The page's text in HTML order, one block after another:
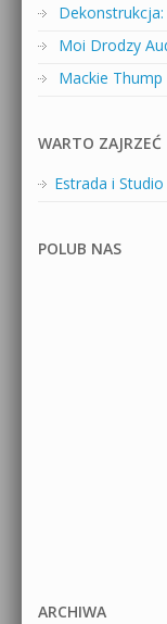
Moi Drodzy
Mackie
WARTO ZAJRZEĆ
Estrada i
POLUB NAS
ARCHIWA